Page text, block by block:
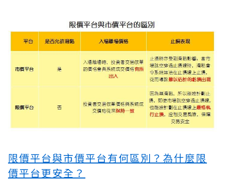
限價平台與市價平台有何區別？為什麼限
價平台更安全？